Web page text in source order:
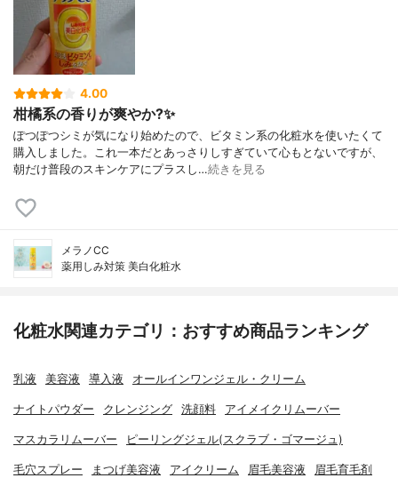
4.00
柑橘系の香りが爽やか?✨
ぽつぽつシミが気になり始めたので、ビタミン系の化粧水を使いたくて
購入しました。これ一本だとあっさりしすぎていて心もとないですが、
朝だけ普段のスキンケアにプラスし…続きを見る
メラノCC
薬用しみ対策 美白化粧水
化粧水関連カテゴリ：おすすめ商品ランキング
乳液 美容液 導入液 オールインワンジェル・クリーム
ナイトパウダー クレンジング 洗顔料 アイメイクリムーバー
マスカラリムーバー ピーリングジェル(スクラブ・ゴマージュ)
毛穴スプレー まつげ美容液 アイクリーム 眉毛美容液 眉毛育毛剤